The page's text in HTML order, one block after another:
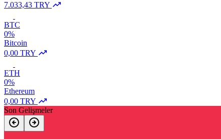
7.033,43 TRY
BTC
0%
Bitcoin
0,00 TRY
ETH
0%
Ethereum
0,00 TRY
Son Gelişmeler